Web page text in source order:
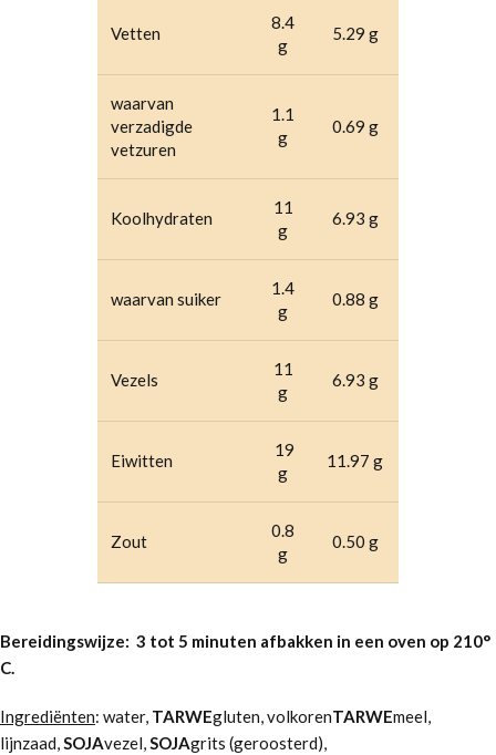
Vetten
8.4
g
5.29 g
waarvan
verzadigde
vetzuren
1.1
g
0.69 g
Koolhydraten
11
g
6.93 g
waarvan suiker
1.4
g
0.88 g
Vezels
11
g
6.93 g
Eiwitten
19
g
11.97 g
Zout
0.8
g
0.50 g
Bereidingswijze: 3 tot 5 minuten afbakken in een oven op 210°
C.
Ingrediënten: water, TARWEgluten, volkorenTARWEmeel,
lijnzaad,SOJAvezel,SOJAgrits (geroosterd),